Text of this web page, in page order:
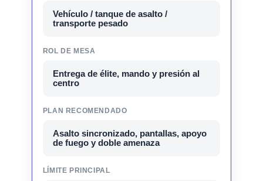
Vehículo / tanque de asalto /
transporte pesado
ROL DE MESA
Entrega de élite, mando y presión al
centro
PLAN RECOMENDADO
Asalto sincronizado, pantallas, apoyo
de fuego y doble amenaza
LÍMITE PRINCIPAL